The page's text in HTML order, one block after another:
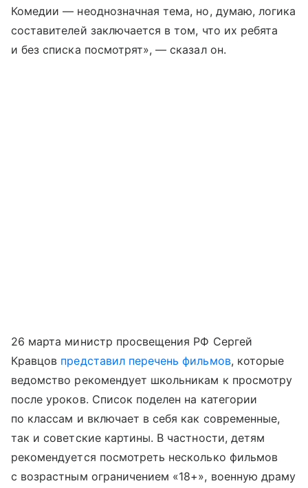
Комедии — неоднозначная тема, но, думаю, логика
составителей заключается в том, что их ребята
и без списка посмотрят», — сказал он.
26 марта министр просвещения РФ Сергей
Кравцов представил перечень фильмов, которые
ведомство рекомендует школьникам к просмотру
после уроков. Список поделен на категории
по классам и включает в себя как современные,
так и советские картины. В частности, детям
рекомендуется посмотреть несколько фильмов
с возрастным ограничением «18+», военную драму